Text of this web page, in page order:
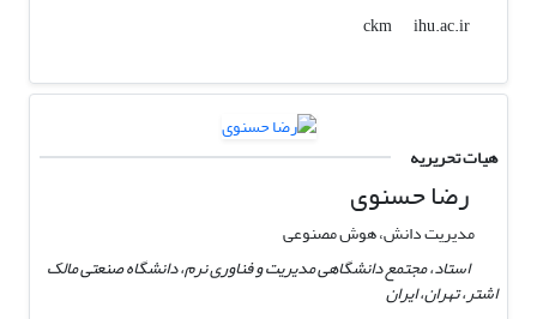
ckm
ihu.ac.ir
هیات تحریریه
رضا حسنوی
مدیریت دانش، هوش مصنوعی
استاد، مجتمع دانشگاهی مدیریت و فناوری نرم، دانشگاه صنعتی مالک
اشتر، تهران، ایران